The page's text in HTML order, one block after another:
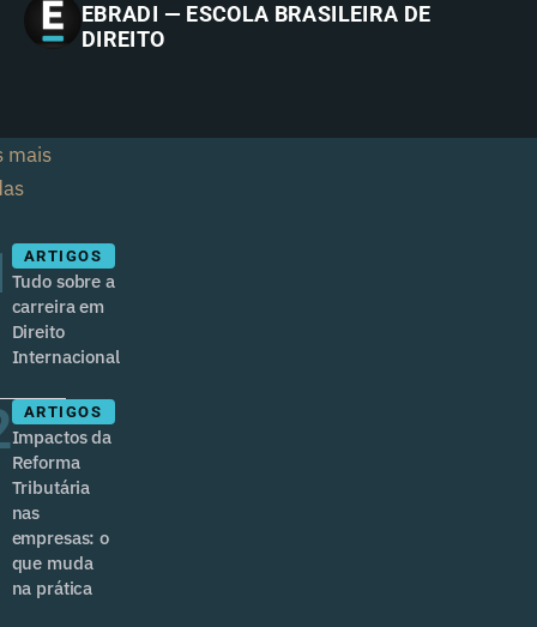
EBRADI — ESCOLA BRASILEIRA DE
DIREITO
mais
ARTIGOS
Tudo sobre a
carreira em
Direito
Internacional
ARTIGOS
Impactos da
Reforma
Tributária
nas
empresas: o
que muda
na prática